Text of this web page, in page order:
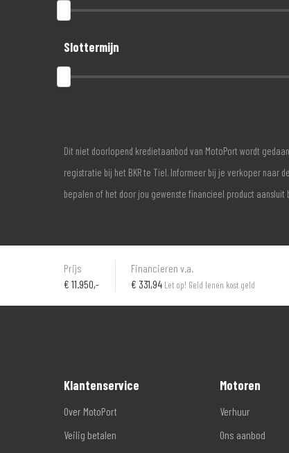
Slottermijn
Dit niet doorlopend kredietaanbod van MotoPort wordt
registratie bij het BKR te Tiel. Informeer bij je verkoper naar
bepalen of het door jou gewenste financieel product
Prijs
€ 11.950,-
Financieren v.a.
€ 331,94 Let op! Geld lenen kost geld
Klantenservice
Over MotoPort
Veilig betalen
Motoren
Verhuur
Ons aanbod